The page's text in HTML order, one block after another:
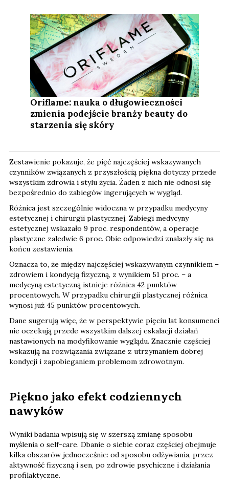
Oriflame: nauka o długowieczności
zmienia podejście branży beauty do
starzenia się skóry
Zestawienie pokazuje, że pięć najczęściej wskazywanych
czynników związanych z przyszłością piękna dotyczy przede
wszystkim zdrowia i stylu życia. Żaden z nich nie odnosi się
bezpośrednio do zabiegów ingerujących w wygląd.
Różnica jest szczególnie widoczna w przypadku medycyny
estetycznej i chirurgii plastycznej. Zabiegi medycyny
estetycznej wskazało 9 proc. respondentów, a operacje
plastyczne zaledwie 6 proc. Obie odpowiedzi znalazły się na
końcu zestawienia.
Oznacza to, że między najczęściej wskazywanym czynnikiem –
zdrowiem i kondycją fizyczną, z wynikiem 51 proc. – a
medycyną estetyczną istnieje różnica 42 punktów
procentowych. W przypadku chirurgii plastycznej różnica
wynosi już 45 punktów procentowych.
Dane sugerują więc, że w perspektywie pięciu lat konsumenci
nie oczekują przede wszystkim dalszej eskalacji działań
nastawionych na modyfikowanie wyglądu. Znacznie częściej
wskazują na rozwiązania związane z utrzymaniem dobrej
kondycji i zapobieganiem problemom zdrowotnym.
Piękno jako efekt codziennych
nawyków
Wyniki badania wpisują się w szerszą zmianę sposobu
myślenia o self-care. Dbanie o siebie coraz częściej obejmuje
kilka obszarów jednocześnie: od sposobu odżywiania, przez
aktywność fizyczną i sen, po zdrowie psychiczne i działania
profilaktyczne.